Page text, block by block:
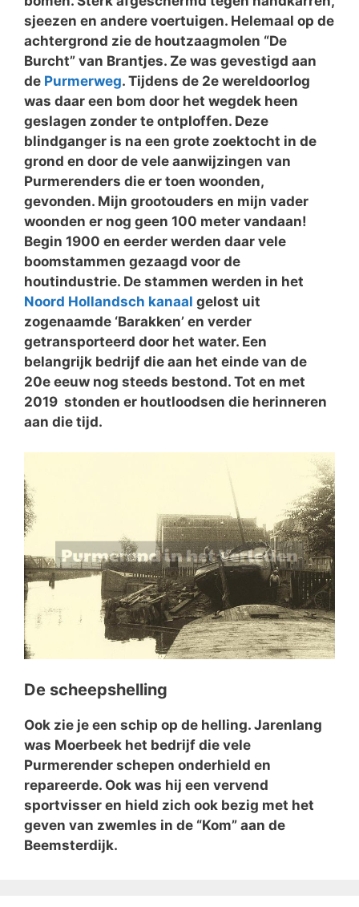
sjeezen en andere voertuigen. Helemaal op de
achtergrond zie de houtzaagmolen “De
Burcht” van Brantjes. Ze was gevestigd aan
de Purmerweg. Tijdens de 2e wereldoorlog
was daar een bom door het wegdek heen
geslagen zonder te ontploffen. Deze
blindganger is na een grote zoektocht in de
grond en door de vele aanwijzingen van
Purmerenders die er toen woonden,
gevonden. Mijn grootouders en mijn vader
woonden er nog geen 100 meter vandaan!
Begin 1900 en eerder werden daar vele
boomstammen gezaagd voor de
houtindustrie. De stammen werden in het
Noord Hollandsch kanaal gelost uit
zogenaamde ‘Barakken’ en verder
getransporteerd door het water. Een
belangrijk bedrijf die aan het einde van de
20e eeuw nog steeds bestond. Tot en met
2019 stonden er houtloodsen die herinneren
aan die tijd.
De scheepshelling
Ook zie je een schip op de helling. Jarenlang
was Moerbeek het bedrijf die vele
Purmerender schepen onderhield en
repareerde. Ook was hij een vervend
sportvisser en hield zich ook bezig met het
geven van zwemles in de “Kom” aan de
Beemsterdijk.